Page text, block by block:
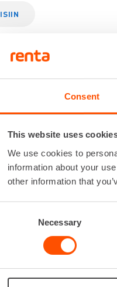
Consent
This website uses
We use cookies to
information about your
other information that
Necessary